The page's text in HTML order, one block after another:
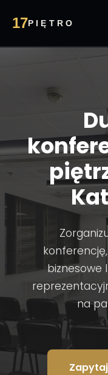
17PIĘTRO
biznesowe
na